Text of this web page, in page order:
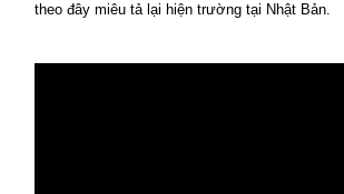
theo đây miêu tả lại hiện trường tại Nhật Bản.